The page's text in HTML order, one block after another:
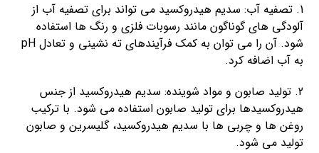
1. تصفیه آب: سدیم هیدروکسید می تواند برای تصفیه آب از
آلودگی های گوناگون مانند رسوبات فلزی و رنگ ها استفاده
شود. آن را می توان به کمک فرآیندهای ته نشینی و تعادل pH
به آب اضافه کرد.
2. تولید صابون و مواد شوینده: سدیم هیدروکسید از جنس
هیدروکسیدها برای تولید صابون استفاده می شود. با ترکیب
روغن ها و چربی ها با سدیم هیدروکسید، گلیسرین و صابون
تولید می شود.